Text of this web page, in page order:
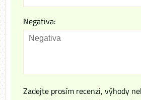
Negativa:
Zadejte prosím recenzi, výhody